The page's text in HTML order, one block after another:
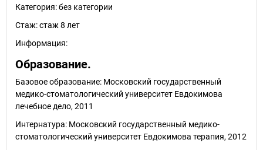
Категория:без категории
Стаж:стаж 8 лет
Информация:
Образование.
Базовое образование: Московский государственный
медико-стоматологический университет Евдокимова
лечебное дело, 2011
Интернатура: Московский государственный медико-
стоматологический университет Евдокимова терапия, 2012